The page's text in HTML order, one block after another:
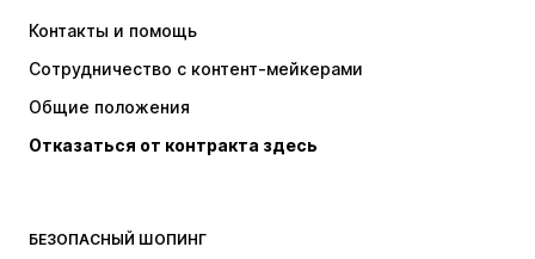
Костюмы и пиджаки
Пальто
Пляжная одежда
Поводы
ЭКСКЛЮЗИВ
ОБУВЬ
Контакты и помощь
Сотрудничество с контент-мейкерами
Общие положения
Отказаться от контракта здесь
БЕЗОПАСНЫЙ ШОПИНГ